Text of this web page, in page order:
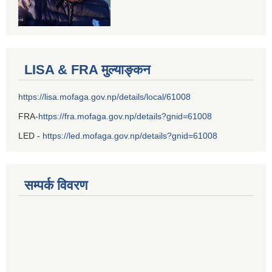
LISA & FRA मुल्याङ्कन
https://lisa.mofaga.gov.np/details/local/61008
FRA-https://fra.mofaga.gov.np/details?gnid=61008
LED - https://led.mofaga.gov.np/details?gnid=61008
सम्पर्क विवरण